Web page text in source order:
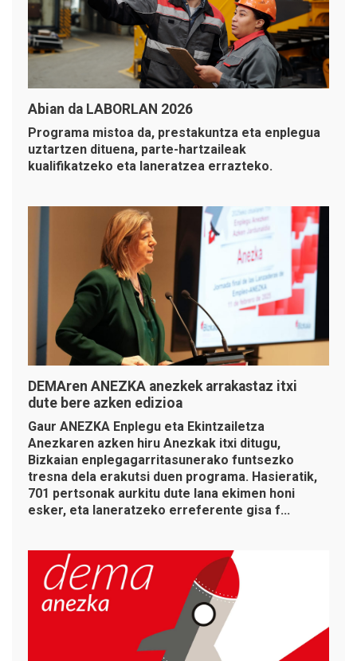
Abian da LABORLAN 2026
Programa mistoa da, prestakuntza eta enplegua
uztartzen dituena, parte-hartzaileak
kualifikatzeko eta laneratzea errazteko.
DEMAren ANEZKA anezkek arrakastaz itxi
dute bere azken edizioa
Gaur ANEZKA Enplegu eta Ekintzailetza
Anezkaren azken hiru Anezkak itxi ditugu,
Bizkaian enplegagarritasunerako funtsezko
tresna dela erakutsi duen programa. Hasieratik,
701 pertsonak aurkitu dute lana ekimen honi
esker, eta laneratzeko erreferente gisa f...